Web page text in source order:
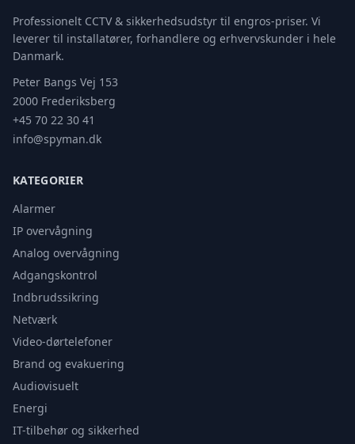
Professionelt CCTV & sikkerhedsudstyr til engros-priser. Vi
leverer til installatører, forhandlere og erhvervskunder i hele
Danmark.
Peter Bangs Vej 153
2000 Frederiksberg
+45 70 22 30 41
info@spyman.dk
KATEGORIER
Alarmer
IP overvågning
Analog overvågning
Adgangskontrol
Indbrudssikring
Netværk
Video-dørtelefoner
Brand og evakuering
Audiovisuelt
Energi
IT-tilbehør og sikkerhed